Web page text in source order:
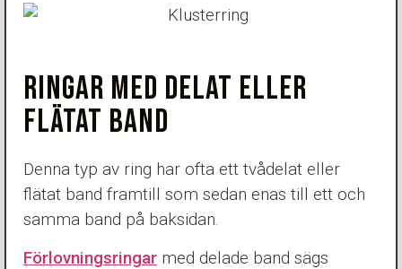
RINGAR MED DELAT ELLER
FLÄTAT BAND
Denna typ av ring har ofta ett tvådelat eller
flätat band framtill som sedan enas till ett och
samma band på baksidan.
Förlovningsringarmed delade band sägs